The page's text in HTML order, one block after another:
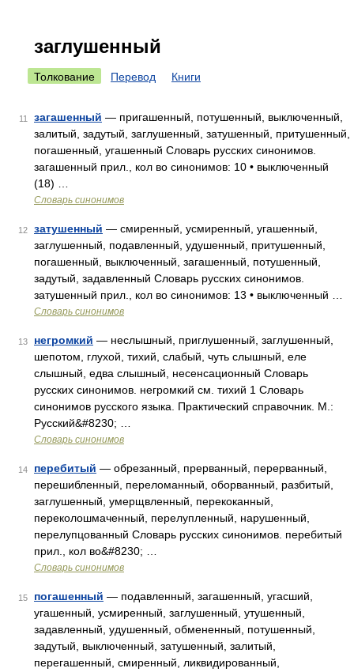
заглушенный
Толкование Перевод Книги
11 загашенный — пригашенный, потушенный, выключенный,
залитый, задутый, заглушенный, затушенный, притушенный,
погашенный, угашенный Словарь русских синонимов.
загашенный прил., кол во синонимов: 10 • выключенный
(18) …
Словарь синонимов
12 затушенный — смиренный, усмиренный, угашенный,
заглушенный, подавленный, удушенный, притушенный,
погашенный, выключенный, загашенный, потушенный,
задутый, задавленный Словарь русских синонимов.
затушенный прил., кол во синонимов: 13 • выключенный …
Словарь синонимов
13 негромкий — неслышный, приглушенный, заглушенный,
шепотом, глухой, тихий, слабый, чуть слышный, еле
слышный, едва слышный, несенсационный Словарь
русских синонимов. негромкий см. тихий 1 Словарь
синонимов русского языка. Практический справочник. М.:
Русский&#8230; …
Словарь синонимов
14 перебитый — обрезанный, прерванный, перерванный,
перешибленный, переломанный, оборванный, разбитый,
заглушенный, умерщвленный, перекоканный,
переколошмаченный, перелупленный, нарушенный,
перелупцованный Словарь русских синонимов. перебитый
прил., кол во&#8230; …
Словарь синонимов
15 погашенный — подавленный, загашенный, угасший,
угашенный, усмиренный, заглушенный, утушенный,
задавленный, удушенный, обмененный, потушенный,
задутый, выключенный, затушенный, залитый,
перегашенный, смиренный, ликвидированный,